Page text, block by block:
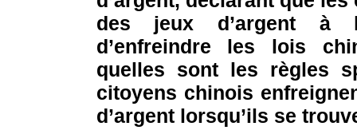
des jeux d’argent à
d’enfreindre les lois
quelles sont les règles
citoyens chinois
d’argent lorsqu’ils se